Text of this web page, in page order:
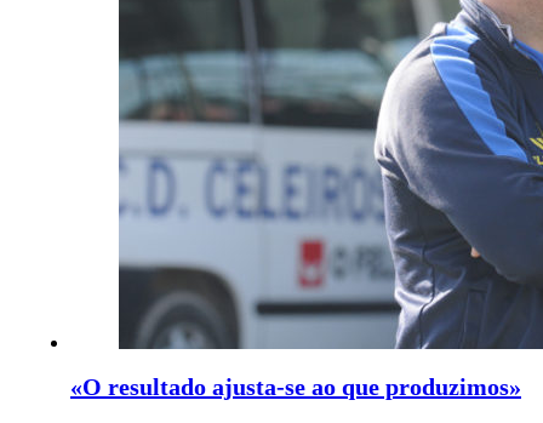
«O resultado ajusta-se ao que produzimos»